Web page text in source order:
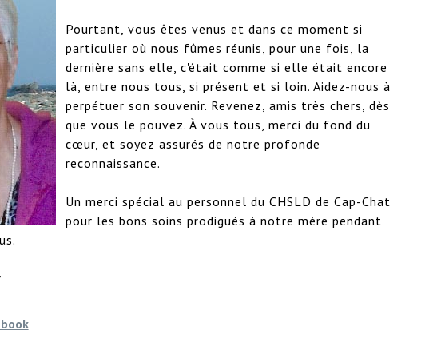
Pourtant, vous êtes venus et dans ce moment si
particulier où nous fûmes réunis, pour une fois, la
dernière sans elle, c'était comme si elle était encore
là, entre nous tous, si présent et si loin. Aidez-nous à
perpétuer son souvenir. Revenez, amis très chers, dès
que vous le pouvez. À vous tous, merci du fond du
cœur, et soyez assurés de notre profonde
reconnaissance.
Un merci spécial au personnel du CHSLD de Cap-Chat
pour les bons soins prodigués à notre mère pendant